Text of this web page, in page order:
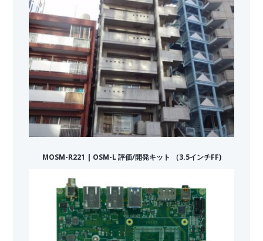
MOSM-R221 | OSM-L 評価/開発キット （3.5インチFF)